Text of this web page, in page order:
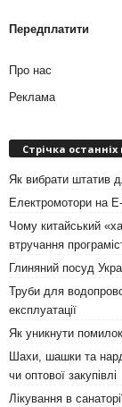
Передплатити
Про нас
Реклама
Стрічка
Як вибрати штатив
Електромотори на
Чому китайський
втручання
Глиняний посуд
Труби для
експлуатації
Як уникнути
Шахи, шашки та
чи оптової закупівлі
Лікування в